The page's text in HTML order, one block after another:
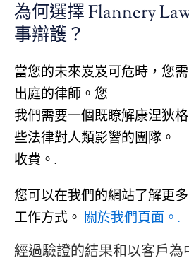
為何選擇 Flannery
事辯護？
當您的未來岌岌可危時，您
出庭的律師。您
我們需要一個既瞭解康涅狄
些法律對人類影響的團隊。
收費。.
您可以在我們的網站了解更
工作方式。 關於我們頁面。.
經過驗證的結果和以客戶